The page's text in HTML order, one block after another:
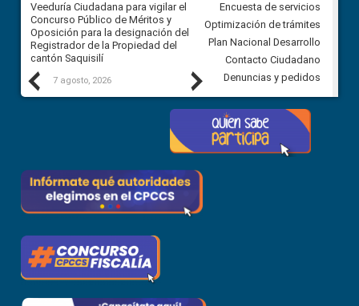
Previous
Veeduría Ciudadana para vigilar el
Concurso Público de Méritos y
Oposición para la designación del
Registrador de la Propiedad del
cantón Saquisilí
7 agosto, 2026
Veeduría Ciudadana para
construcción del asfaltado de
Ballenita del cantón Santa
7 agosto, 2026
Next
Encuesta de servicios
Optimización de trámites
Plan Nacional Desarrollo
Contacto Ciudadano
Denuncias y pedidos